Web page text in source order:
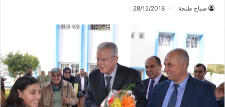
صباح طنجة 28/12/2018